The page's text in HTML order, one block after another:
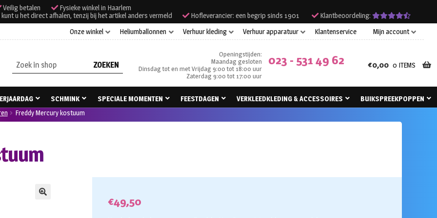
Veilig betalen
Fysieke winkel in Haarlem
u het direct afhalen, tenzij bij het artikel anders vermeld
Hofleverancier: een begrip sinds 1901
Klantbeoordeling:
Onze winkel
Heliumballonnen Verhuur kleding Verhuur apparatuur Klantenservice Mijn account
Zoeken
naar:
Openingstijden:
Maandag gesloten
Dinsdag tot en met Vrijdag 9:00 tot 18:00 uur
Zaterdag 9:00 tot 17:00 uur
023 - 531 49 62 €0,00 0 ITEMS
SCHMINK SPECIALE MOMENTEN FEESTDAGEN VERKLEEDKLEDING & ACCESSOIRES
BUIKSPREEKPOPPEN
Freddy Mercury kostuum
€49,50